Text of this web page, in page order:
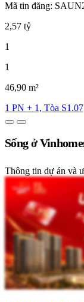
Mã tin đăng:
2,57 tỷ
1
1
46,90 m²
1 PN + 1, Tòa
Sống ở
Thông tin dự án và